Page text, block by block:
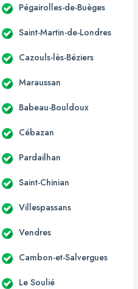
Pégairolles-de-Buèges
Saint-Martin-de-Londres
Cazouls-lès-Béziers
Maraussan
Babeau-Bouldoux
Cébazan
Pardailhan
Saint-Chinian
Villespassans
Vendres
Cambon-et-Salvergues
Le Soulié